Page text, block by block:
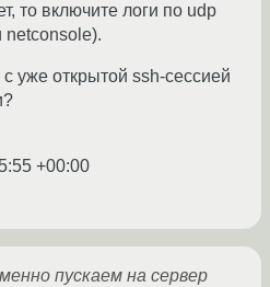
то включите логи по udp
netconsole).
уже открытой ssh-сессией
+00:00
пускаем на сервер